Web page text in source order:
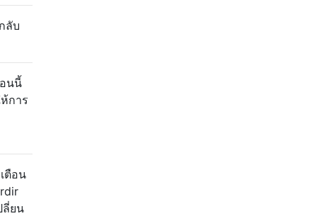
ลับ
นนี้
การ
ตือน
ลี่ยน